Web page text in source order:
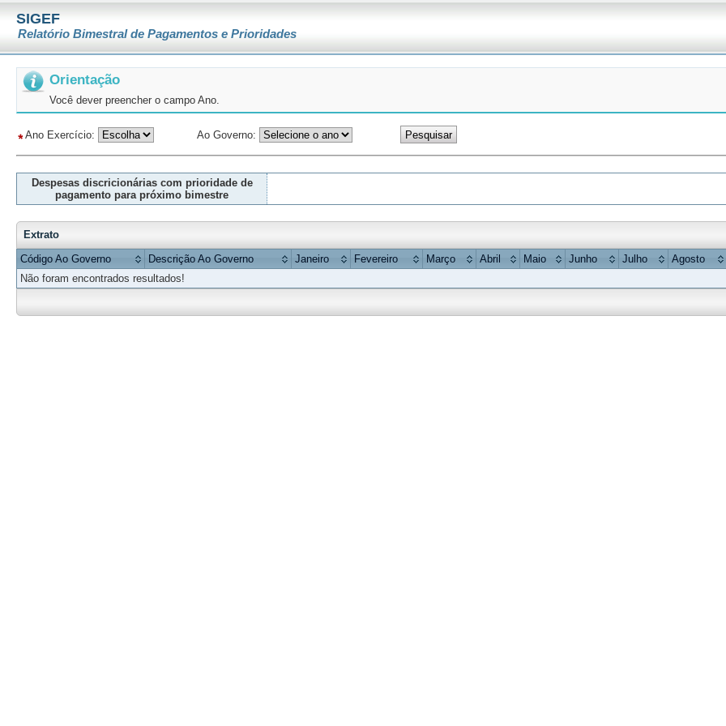
SIGEF
Relatório Bimestral de Pagamentos e Prioridades
Orientação
Você dever preencher o campo Ano.
Ano Exercício: Ao Governo: Pesquisar
Despesas discricionárias com prioridade de
pagamento para próximo bimestre
Extrato
Código Ao Governo
Descrição Ao Governo Janeiro Fevereiro Março Abril Maio Junho Julho Agosto
Não foram encontrados resultados!